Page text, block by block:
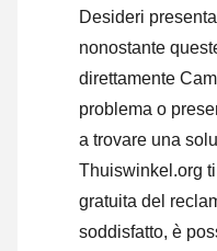
Desideri
nonostante
direttamente
problema o
a trovare una
Thuiswinkel.org
gratuita del
soddisfatto, è